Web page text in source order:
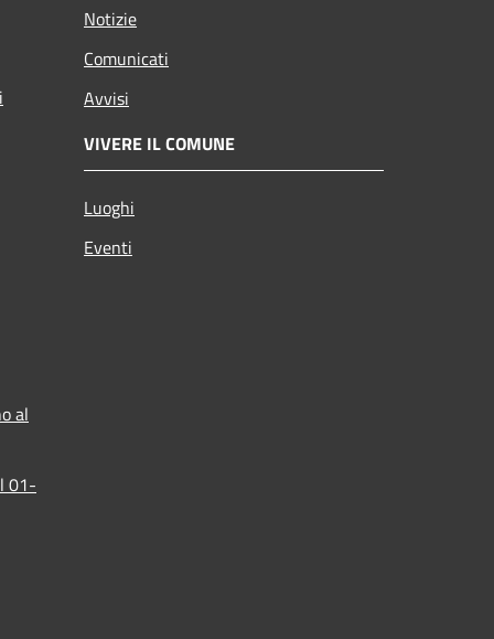
Notizie
Comunicati
Avvisi
VIVERE IL COMUNE
Luoghi
Eventi
al
01-